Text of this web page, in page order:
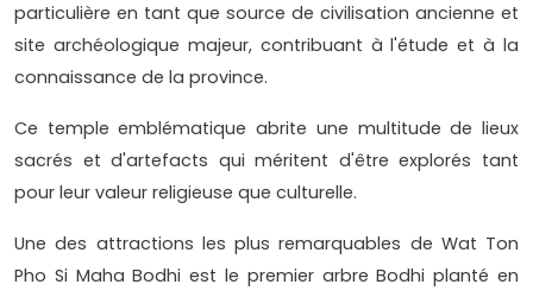
particulière en tant que source de civilisation ancienne et
site archéologique majeur, contribuant à l'étude et à la
connaissance de la province.
Ce temple emblématique abrite une multitude de lieux
sacrés et d'artefacts qui méritent d'être explorés tant
pour leur valeur religieuse que culturelle.
Une des attractions les plus remarquables de Wat Ton
Pho Si Maha Bodhi est le premier arbre Bodhi planté en